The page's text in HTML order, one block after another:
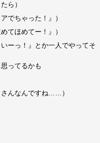
ら）
でちゃった！』）
てほめてー！』）
ーっ！』とか一人でやってそ
ってるかも
んなんですね……）